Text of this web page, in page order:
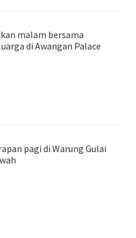
malam bersama
di Awangan Palace
pagi di Warung Gulai